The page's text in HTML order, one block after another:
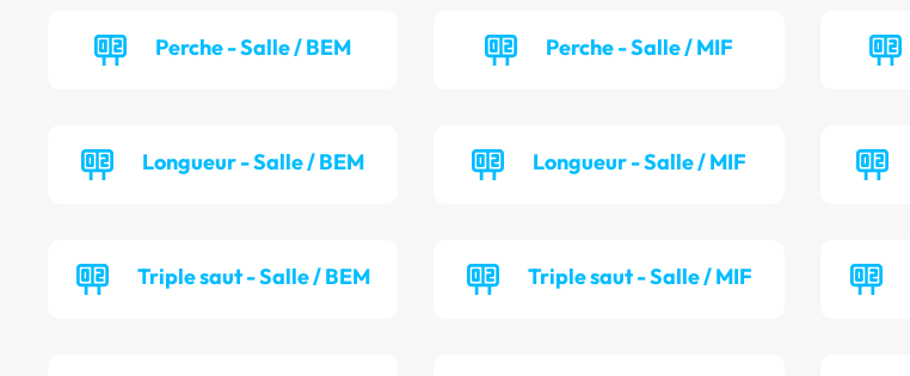
Perche - Salle / BEM Perche - Salle / MIF
Longueur - Salle / BEM Longueur - Salle / MIF
Triple saut - Salle / BEM Triple saut - Salle / MIF